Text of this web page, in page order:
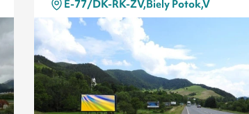
E-77/DK-RK-ZV,Biely Potok,V